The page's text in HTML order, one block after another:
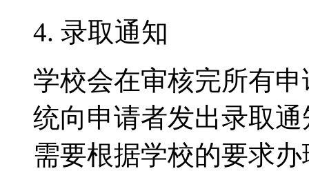
4. 录取通知
学校会在审核完所有
统向申请者发出录取
需要根据学校的要求